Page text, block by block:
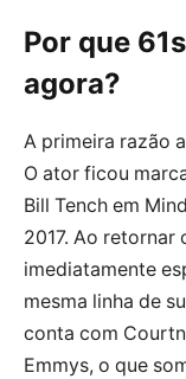
Por que
agora?
A primeira razão
O ator ficou
Bill Tench em
2017. Ao retornar
imediatamente
mesma linha de
conta com
Emmys, o que